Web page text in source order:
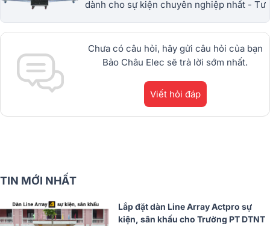
dành cho sự kiện chuyên nghiệp nhất - Tư
hạn - Miễn phí giao hàng. 1900.0255
Chưa có câu hỏi, hãy gửi câu hỏi của bạn
Bảo Châu Elec sẽ trả lời sớm nhất.
Viết hỏi đáp
TIN MỚI NHẤT
Lắp đặt dàn Line Array Actpro sự
kiện, sân khấu cho Trường PT DTNT